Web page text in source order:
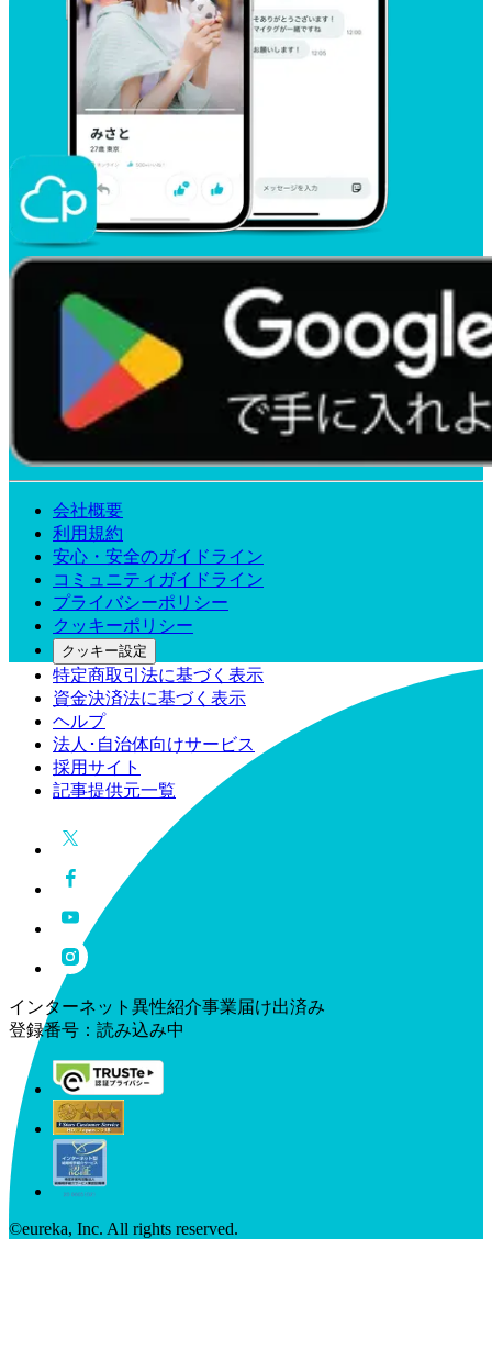
会社概要
利用規約
安心・安全のガイドライン
コミュニティガイドライン
プライバシーポリシー
クッキーポリシー
クッキー設定
特定商取引法に基づく表示
資金決済法に基づく表示
ヘルプ
法人･自治体向けサービス
採用サイト
記事提供元一覧
インターネット異性紹介事業届け出済み
登録番号： 読み込み中
©︎eureka, Inc. All rights reserved.